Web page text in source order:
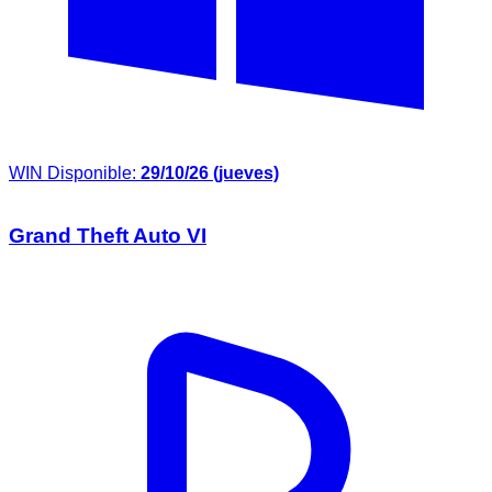
WIN Disponible: 29/10/26 (jueves)
Grand Theft Auto VI